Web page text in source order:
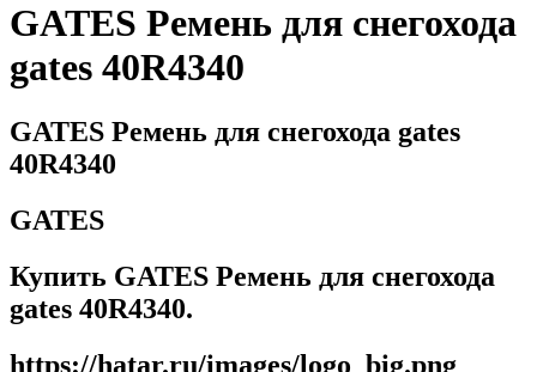
GATES Ремень для снегохода
gates 40R4340
GATES Ремень для снегохода gates
40R4340
GATES
Купить GATES Ремень для снегохода
gates 40R4340.
https://hatar.ru/images/logo_big.png